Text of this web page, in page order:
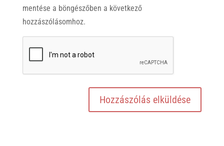
mentése a böngészőben a következő
hozzászólásomhoz.